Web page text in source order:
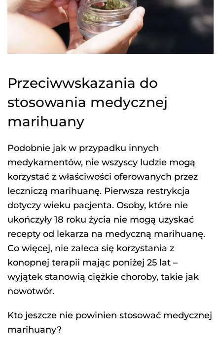
Przeciwwskazania do
stosowania medycznej
marihuany
Podobnie jak w przypadku innych
medykamentów, nie wszyscy ludzie mogą
korzystać z właściwości oferowanych przez
leczniczą marihuanę. Pierwsza restrykcja
dotyczy wieku pacjenta. Osoby, które nie
ukończyły 18 roku życia nie mogą uzyskać
recepty od lekarza na medyczną marihuanę.
Co więcej, nie zaleca się korzystania z
konopnej terapii mając poniżej 25 lat –
wyjątek stanowią ciężkie choroby, takie jak
nowotwór.
Kto jeszcze nie powinien stosować medycznej
marihuany?